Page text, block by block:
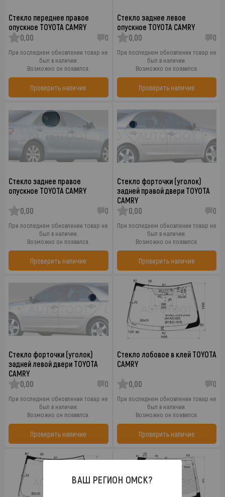
Стекло переднее правое
опускное TOYOTA CAMRY
0,00
0
При последнем обновлении товар не
был в наличии.
Возможно он появился.
Проверить наличие
Стекло заднее левое
опускное TOYOTA CAMRY
0,00
0
При последнем обновлении товар не
был в наличии.
Возможно он появился.
Проверить наличие
Стекло заднее правое
опускное TOYOTA CAMRY
0,00 0
При последнем обновлении товар не
был в наличии.
Возможно он появился.
Проверить наличие
Стекло форточки (уголок)
задней правой двери TOYOTA
CAMRY
0,00
0
При последнем обновлении товар не
был в наличии.
Возможно он появился.
Проверить наличие
Стекло форточки (уголок)
задней левой двери TOYOTA
CAMRY
0,00
0
При последнем обновлении товар не
был в наличии.
Возможно он появился.
Проверить наличие
Стекло лобовое в клей TOYOTA
CAMRY
0,00 0
При последнем обновлении товар не
был в наличии.
Возможно он появился.
Проверить наличие
ВАШ РЕГИОН ОМСК?